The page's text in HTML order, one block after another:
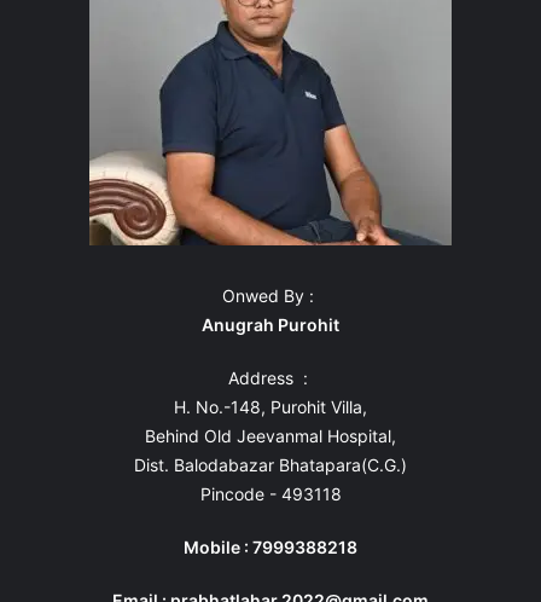
Onwed By :
Anugrah Purohit
Address :
H. No.-148, Purohit Villa,
Behind Old Jeevanmal Hospital,
Dist. Balodabazar Bhatapara(C.G.)
Pincode - 493118
Mobile : 7999388218